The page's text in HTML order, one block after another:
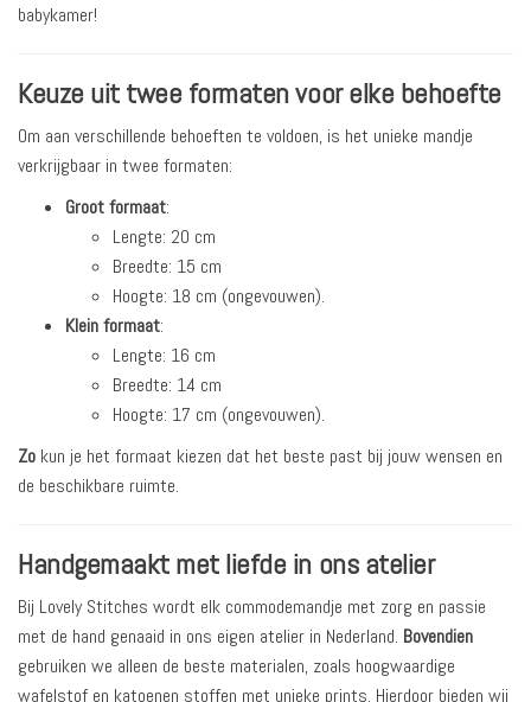
babykamer!
Keuze uit twee formaten voor elke behoefte
Om aan verschillende behoeften te voldoen, is het unieke mandje
verkrijgbaar in twee formaten:
Groot formaat:
Lengte: 20 cm
Breedte: 15 cm
Hoogte: 18 cm (ongevouwen).
Klein formaat:
Lengte: 16 cm
Breedte: 14 cm
Hoogte: 17 cm (ongevouwen).
Zo kun je het formaat kiezen dat het beste past bij jouw wensen en
de beschikbare ruimte.
Handgemaakt met liefde in ons atelier
Bij Lovely Stitches wordt elk commodemandje met zorg en passie
met de hand genaaid in ons eigen atelier in Nederland. Bovendien
gebruiken we alleen de beste materialen, zoals hoogwaardige
wafelstof en katoenen stoffen met unieke prints. Hierdoor bieden wij